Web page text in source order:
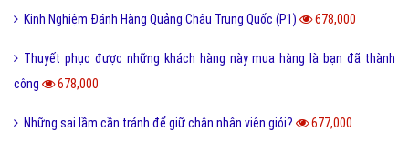
Kinh Nghiệm Đánh Hàng Quảng Châu Trung Quốc (P1) 678,000
Thuyết phục được những khách hàng này mua hàng là bạn đã thành
công
678,000
Những sai lầm cần tránh để giữ chân nhân viên giỏi? 677,000